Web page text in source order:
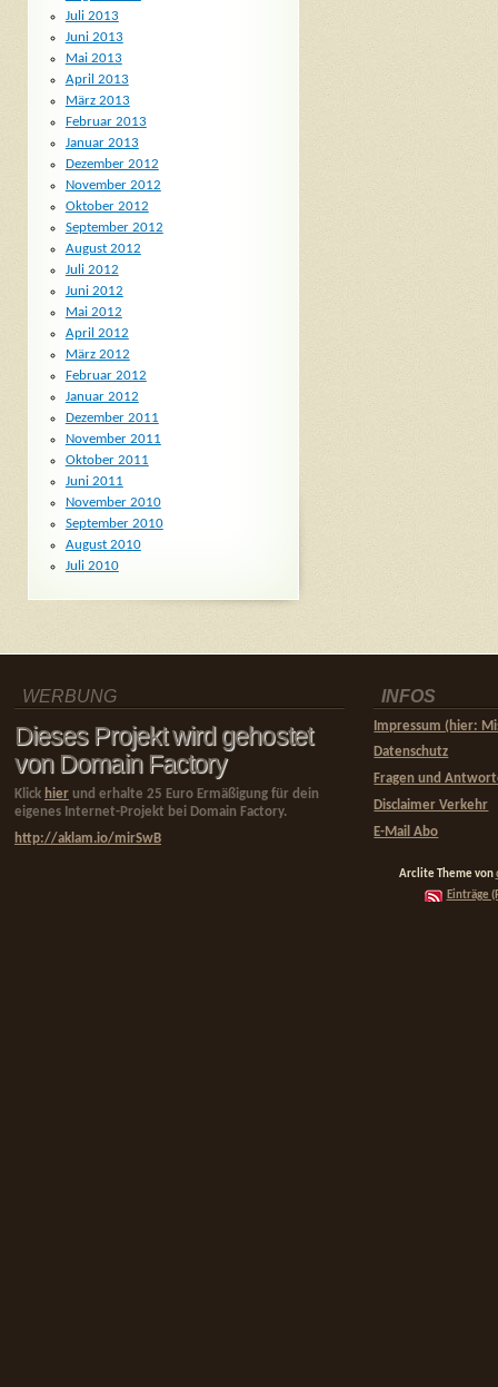
Juli 2013
Juni 2013
Mai 2013
April 2013
März 2013
Februar 2013
Januar 2013
Dezember 2012
November 2012
Oktober 2012
September 2012
August 2012
Juli 2012
Juni 2012
Mai 2012
April 2012
März 2012
Februar 2012
Januar 2012
Dezember 2011
November 2011
Oktober 2011
Juni 2011
November 2010
September 2010
August 2010
Juli 2010
WERBUNG
Dieses Projekt wird gehostet
von Domain Factory
Klick hier und erhalte 25 Euro Ermäßigung für dein
eigenes Internet-Projekt bei Domain Factory.
http://aklam.io/mirSwB
INFOS
Impressum (hier:
Datenschutz
Fragen und
Disclaimer Verkehr
E-Mail Abo
Arclite Theme von
Einträge